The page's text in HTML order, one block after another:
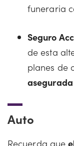
funeraria
Seguro
de esta
planes de
Auto
Recuerda que